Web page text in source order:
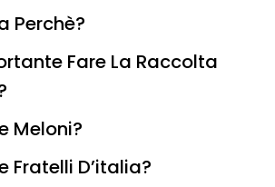
Perchè?
Fare La Raccolta
Meloni?
Fratelli D’italia?